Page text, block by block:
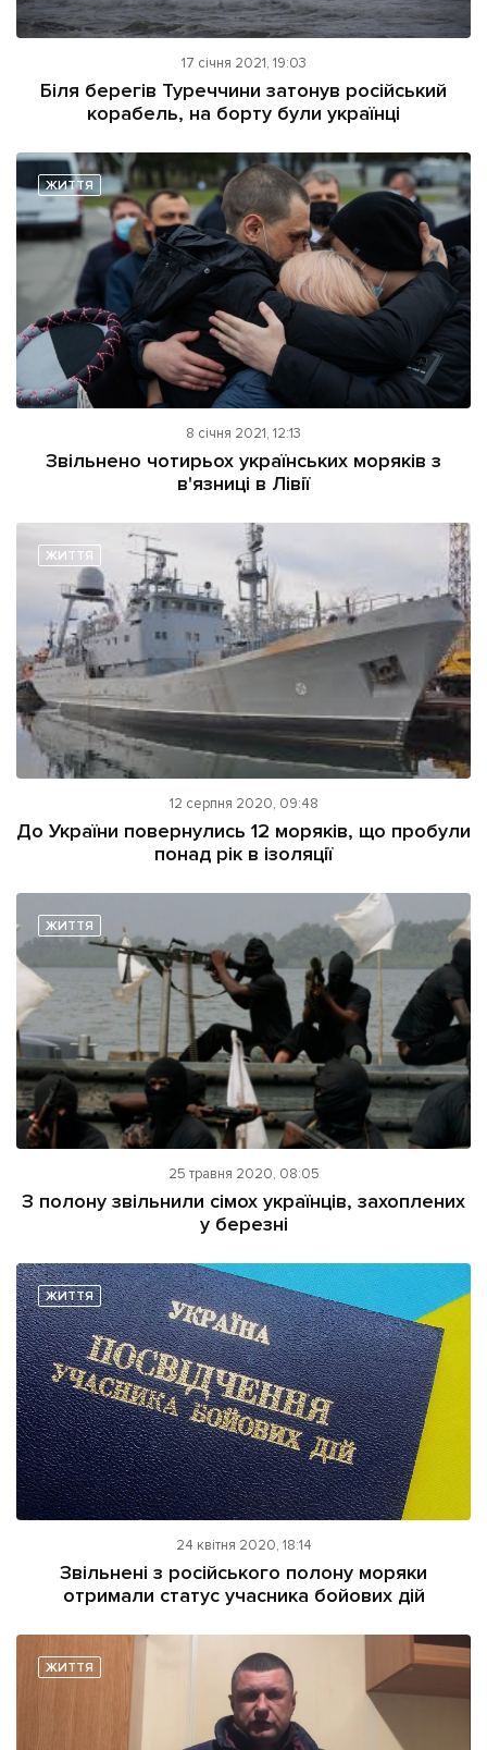
17 січня 2021, 19:03
Біля берегів Туреччини затонув російський
корабель, на борту були українці
ЖИТТЯ
8 січня 2021, 12:13
Звільнено чотирьох українських моряків з
в'язниці в Лівії
ЖИТТЯ
12 серпня 2020, 09:48
До України повернулись 12 моряків, що пробули
понад рік в ізоляції
ЖИТТЯ
25 травня 2020, 08:05
З полону звільнили сімох українців, захоплених
у березні
ЖИТТЯ
24 квітня 2020, 18:14
Звільнені з російського полону моряки
отримали статус учасника бойових дій
ЖИТТЯ